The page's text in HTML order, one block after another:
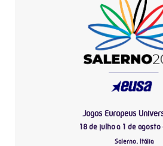
Jogos Europeus
18 de julho a 1 de agosto
Salerno, Itália